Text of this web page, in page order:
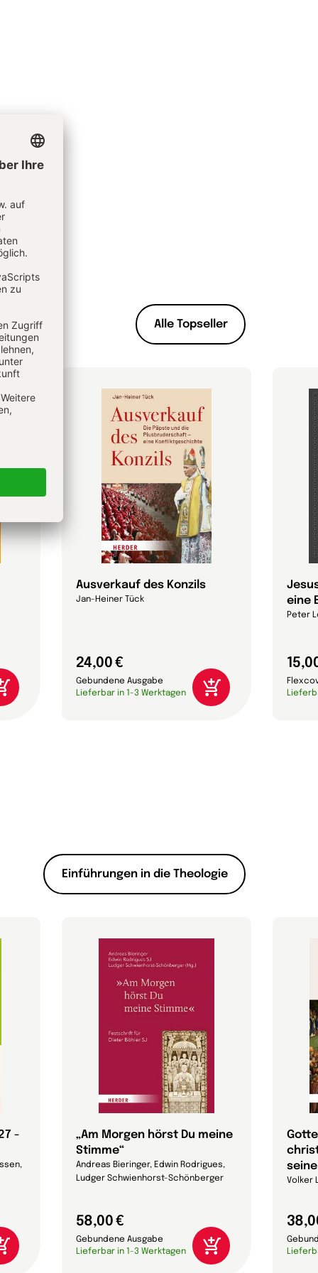
Alle Topseller
Ausverkauf des Konzils
Jan-Heiner Tück
24,00 €
Gebundene Ausgabe
Lieferbar in 1-3 Werktagen
eine
Peter
Einführungen in die Theologie
-
„Am Morgen hörst Du meine
Stimme“
Andreas Bieringer, Edwin Rodrigues,
Ludger Schwienhorst-Schönberger
58,00 €
Gebundene Ausgabe
Lieferbar in 1-3 Werktagen
Volker